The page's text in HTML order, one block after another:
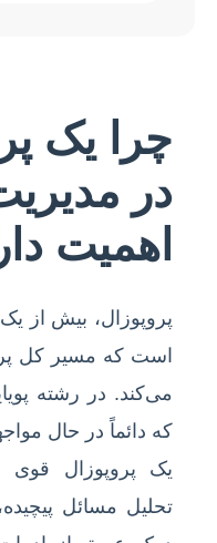
چرا یک
در
اهمیت
پروپوزال، بیش از
است که مسیر کل
می‌کند. در رشته
که دائماً در حال
یک پروپوزال قوی
تحلیل مسائل